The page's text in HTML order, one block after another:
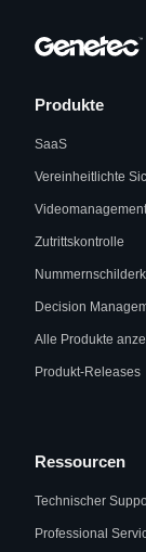
Produkte
SaaS
Vereinheitlichte
Videomanagement
Zutrittskontrolle
Decision
Alle Produkte
Produkt-Releases
Ressourcen
Technischer
Professional